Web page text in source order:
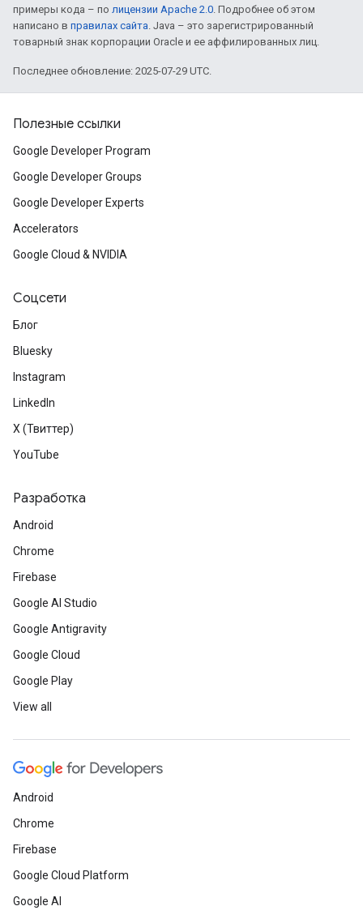
примеры кода – по лицензии Apache 2.0. Подробнее об этом
написано в правилах сайта. Java – это зарегистрированный
товарный знак корпорации Oracle и ее аффилированных лиц.
Последнее обновление: 2025-07-29 UTC.
Полезные ссылки
Google Developer Program
Google Developer Groups
Google Developer Experts
Accelerators
Google Cloud & NVIDIA
Соцсети
Блог
Bluesky
Instagram
LinkedIn
X (Твиттер)
YouTube
Разработка
Android
Chrome
Firebase
Google AI Studio
Google Antigravity
Google Cloud
Google Play
View all
Android
Chrome
Firebase
Google Cloud Platform
Google AI